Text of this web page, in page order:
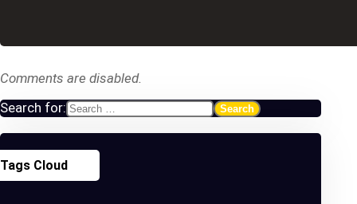
Comments are disabled.
Search for:
Tags Cloud